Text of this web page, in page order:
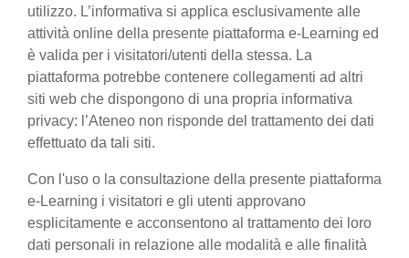
utilizzo. L’informativa si applica esclusivamente alle
attività online della presente piattaforma e-Learning ed
è valida per i visitatori/utenti della stessa. La
piattaforma potrebbe contenere collegamenti ad altri
siti web che dispongono di una propria informativa
privacy: l’Ateneo non risponde del trattamento dei dati
effettuato da tali siti.
Con l'uso o la consultazione della presente piattaforma
e-Learning i visitatori e gli utenti approvano
esplicitamente e acconsentono al trattamento dei loro
dati personali in relazione alle modalità e alle finalità